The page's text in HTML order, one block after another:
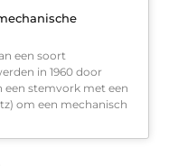
een soort
in 1960 door
een stemvork met een
om een mechanisch